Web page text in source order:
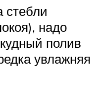
стебли
надо
полив
увлажняя